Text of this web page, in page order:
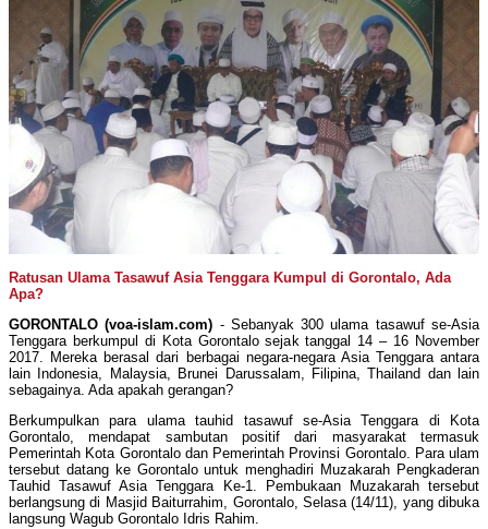
Ratusan Ulama Tasawuf Asia Tenggara Kumpul di Gorontalo, Ada
Apa?
GORONTALO (voa-islam.com) - Sebanyak 300 ulama tasawuf se-Asia
Tenggara berkumpul di Kota Gorontalo sejak tanggal 14 – 16 November
2017. Mereka berasal dari berbagai negara-negara Asia Tenggara antara
lain Indonesia, Malaysia, Brunei Darussalam, Filipina, Thailand dan lain
sebagainya. Ada apakah gerangan?
Berkumpulkan para ulama tauhid tasawuf se-Asia Tenggara di Kota
Gorontalo, mendapat sambutan positif dari masyarakat termasuk
Pemerintah Kota Gorontalo dan Pemerintah Provinsi Gorontalo. Para ulam
tersebut datang ke Gorontalo untuk menghadiri Muzakarah Pengkaderan
Tauhid Tasawuf Asia Tenggara Ke-1. Pembukaan Muzakarah tersebut
berlangsung di Masjid Baiturrahim, Gorontalo, Selasa (14/11), yang dibuka
langsung Wagub Gorontalo Idris Rahim.